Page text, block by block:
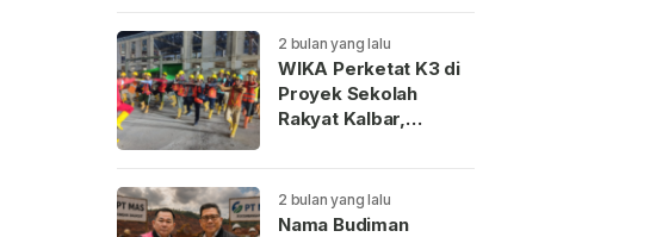
Dideportasi
2 bulan yang lalu
WIKA Perketat K3 di
Proyek Sekolah
Rakyat Kalbar,
2 bulan yang lalu
Nama Budiman